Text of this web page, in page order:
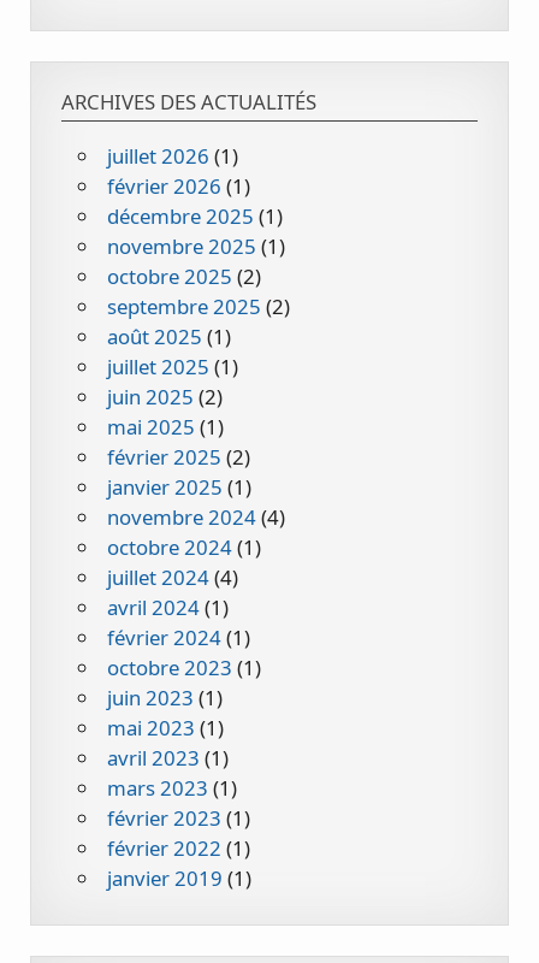
ARCHIVES DES ACTUALITÉS
juillet 2026 (1)
février 2026 (1)
décembre 2025 (1)
novembre 2025 (1)
octobre 2025 (2)
septembre 2025 (2)
août 2025 (1)
juillet 2025 (1)
juin 2025 (2)
mai 2025 (1)
février 2025 (2)
janvier 2025 (1)
novembre 2024(4)
octobre 2024(1)
juillet 2024(4)
avril 2024(1)
février 2024(1)
octobre 2023 (1)
juin 2023 (1)
mai 2023 (1)
avril 2023 (1)
mars 2023 (1)
février 2023 (1)
février 2022 (1)
janvier 2019 (1)